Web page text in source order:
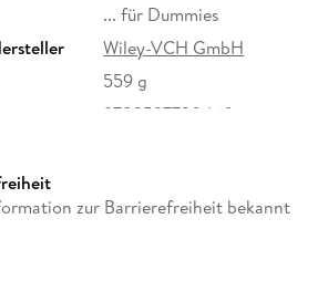
... für Dummies
Wiley-VCH GmbH
559 g
9783527720460
zur Barrierefreiheit bekannt